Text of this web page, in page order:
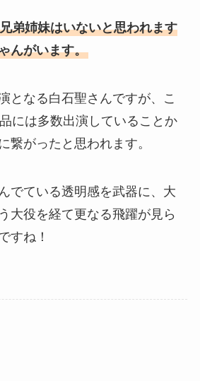
弟姉妹はいないと思われます
んがいます。
となる白石聖さんですが、こ
には多数出演していることか
繋がったと思われます。
でている透明感を武器に、大
大役を経て更なる飛躍が見ら
すね！